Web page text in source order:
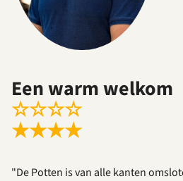
Een warm welkom
☆☆☆☆
★★★★
"De Potten is van alle kanten